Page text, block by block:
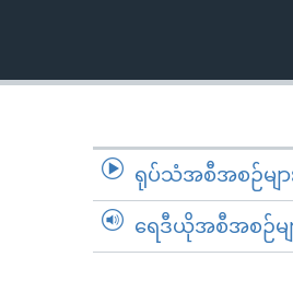
ရုပ်သံအစီအစဉ်မျာ
ရေဒီယိုအစီအစဉ်မျ